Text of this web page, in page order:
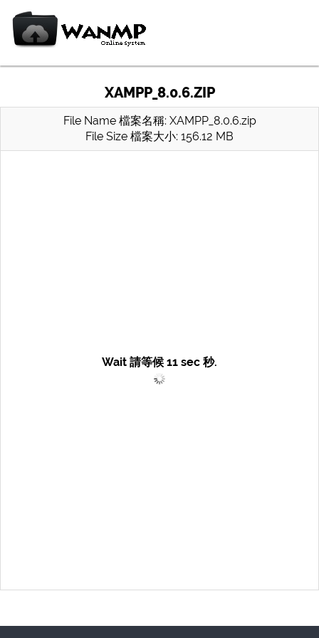
XAMPP_8.0.6.ZIP
File Name 檔案名稱: XAMPP_8.0.6.zip
File Size 檔案大小: 156.12 MB
Wait 請等候 11 sec 秒.